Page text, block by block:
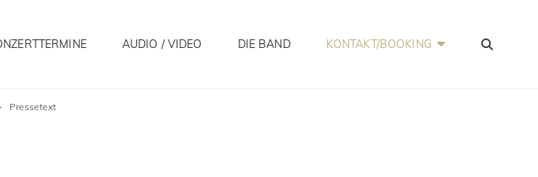
AUDIO / VIDEO DIE BAND KONTAKT/BOOKING
Pressetext